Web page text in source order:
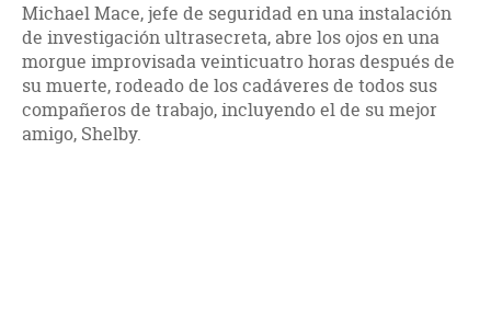
Michael Mace, jefe de seguridad en una instalación
de investigación ultrasecreta, abre los ojos en una
morgue improvisada veinticuatro horas después de
su muerte, rodeado de los cadáveres de todos sus
compañeros de trabajo, incluyendo el de su mejor
amigo, Shelby.